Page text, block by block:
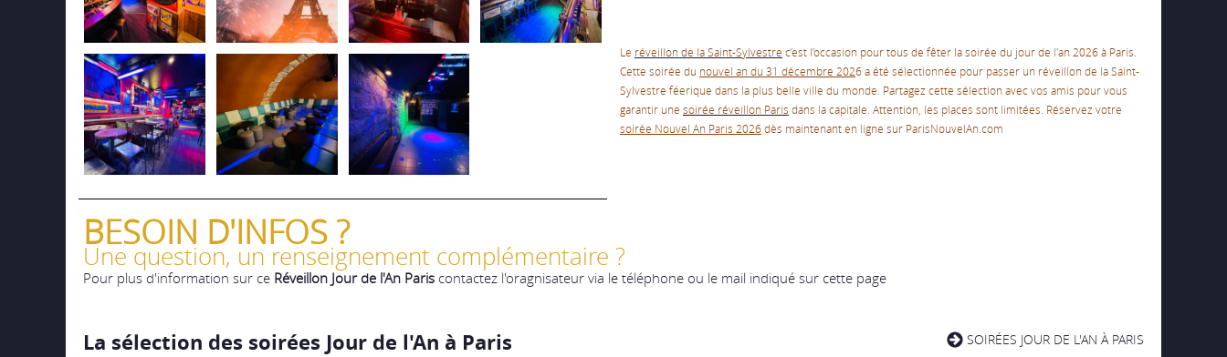
Le réveillon de la Saint-Sylvestre c’est l’occasion pour tous de fêter la soirée du jour de l'an 2026 à Paris.
Cette soirée du nouvel an du 31 décembre 2026a été sélectionnée pour passer un réveillon de la Saint-
Sylvestre féerique dans la plus belle ville du monde. Partagez cette sélection avec vos amis pour vous
garantir une soirée réveillon Paris dans la capitale. Attention, les places sont limitées. Réservez votre
soirée Nouvel An Paris 2026dès maintenant en ligne sur ParisNouvelAn.com
BESOIN D'INFOS ?
Une question, un renseignement complémentaire ?
Pour plus d'information sur ce Réveillon Jour de l'An Paris contactez l'oragnisateur via le téléphone ou le mail indiqué sur cette page
La sélection des soirées Jour de l'An à Paris SOIRÉES JOUR DE L'AN À PARIS